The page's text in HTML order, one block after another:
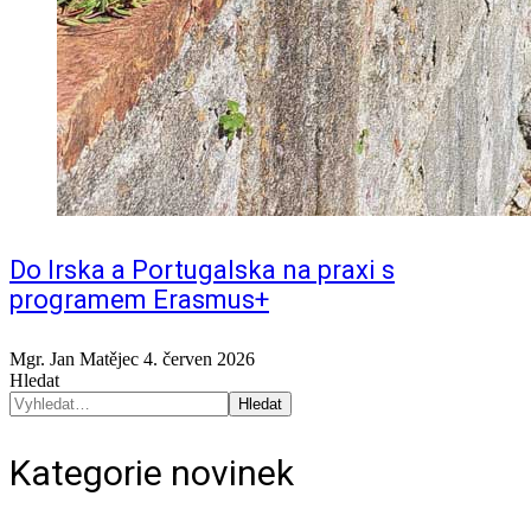
Do Irska a Portugalska na praxi s
programem Erasmus+
Mgr. Jan Matějec 4. červen 2026
Hledat
Hledat
Kategorie novinek